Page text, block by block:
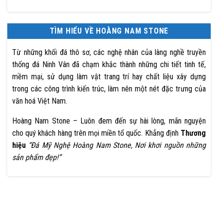
TÌM HIỂU VỀ HOÀNG NAM STONE
Từ những khối đá thô sơ, các nghệ nhân của làng nghề truyền
thống đá Ninh Vân đã chạm khắc thành những chi tiết tinh tế,
mềm mại, sử dụng làm vật trang trí hay chất liệu xây dựng
trong các công trình kiến trúc, làm nên một nét đặc trưng của
văn hoá Việt Nam.
Hoàng Nam Stone – Luôn đem đến sự hài lòng, mãn nguyện
cho quý khách hàng trên mọi miền tổ quốc. Khẳng định Thương
hiệu “Đá Mỹ Nghệ Hoàng Nam Stone, Nơi khơi nguồn những
sản phẩm đẹp!”